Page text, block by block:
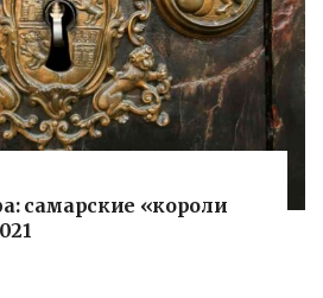
самарские «короли